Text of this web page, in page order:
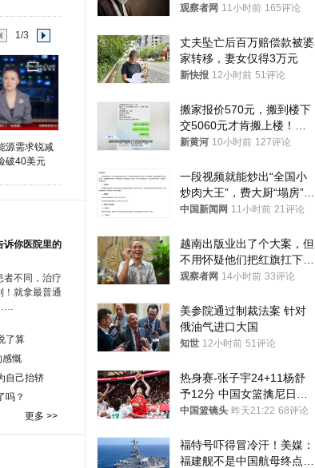
1/3
源需求锐减
破40美元
诉你医院里的
者不同，治疗
！就拿最普通
了算
感慨
自己抬轿
吗？
更多 >>
观察者网 11小时前 165评论
丈夫坠亡后百万赔偿款被婆
家转移，妻女仅得3万元
新快报 12小时前 51评论
搬家报价570元，搬到楼下
交5060元才肯搬上楼！女
子傻眼了……
新黄河 10小时前 127评论
一段视频就能炒出“全国小
炒肉大王”，费大厨“塌房”了
吗？
中国新闻网 11小时前 21评论
越南出版业出了个大案，但
不用怀疑他们把红旗扛下去
的决心
观察者网 14小时前 33评论
美参院通过制裁法案 针对
俄油气进口大国
知世 12小时前 51评论
热身赛-张子宇24+11杨舒
予12分 中国女篮擒尼日利
亚
中国篮镜头 昨天21:22 68评论
福特号吓得冒冷汗！美媒：
福建舰不是中国航母终点，